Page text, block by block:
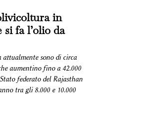
in
fa l’olio da
sono di circa
aumentino fino a 42.000
federato del Rajasthan
tra gli 8.000 e 10.000